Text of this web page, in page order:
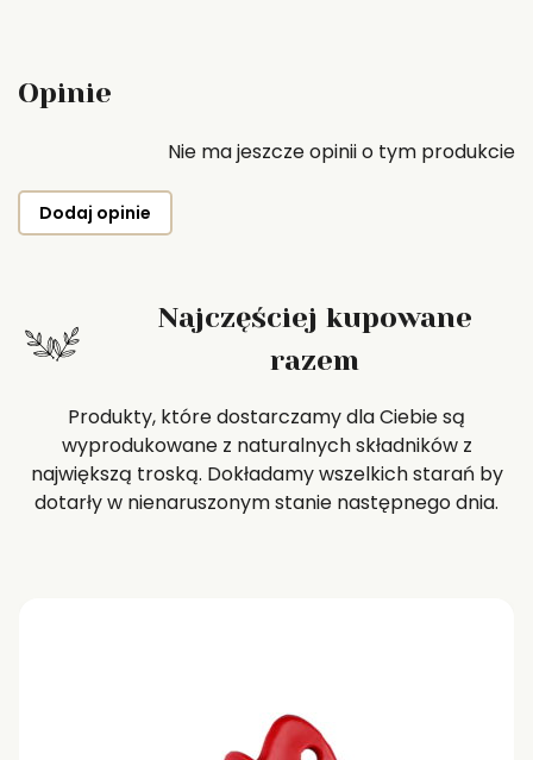
Opinie
Nie ma jeszcze opinii o tym produkcie
Dodaj opinie
Najczęściej kupowane
razem
Produkty, które dostarczamy dla Ciebie są
wyprodukowane z naturalnych składników z
największą troską. Dokładamy wszelkich starań by
dotarły w nienaruszonym stanie następnego dnia.